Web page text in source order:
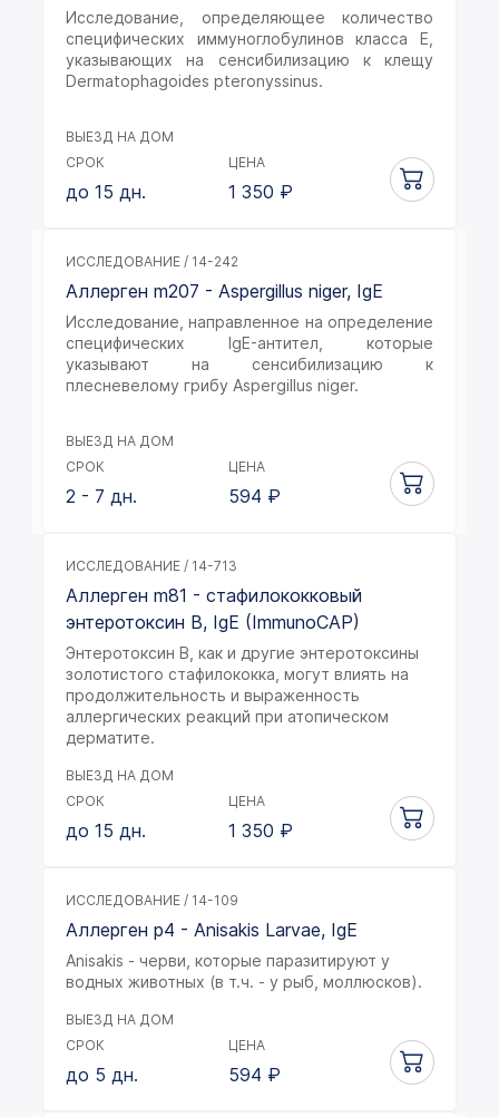
Исследование, определяющее количество
специфических иммуноглобулинов класса Е,
указывающих на сенсибилизацию к клещу
Dermatophagoides pteronyssinus.
ВЫЕЗД НА ДОМ
СРОК
до 15 дн.
ЦЕНА
1 350 ₽
ИССЛЕДОВАНИЕ / 14-242
Аллерген m207 - Aspergillus niger, IgE
Исследование, направленное на определение
специфических lgE-антител, которые
указывают на сенсибилизацию к
плесневелому грибу Aspergillus niger.
ВЫЕЗД НА ДОМ
СРОК
2 - 7 дн.
ЦЕНА
594 ₽
ИССЛЕДОВАНИЕ / 14-713
Аллерген m81 - стафилококковый
энтеротоксин В, IgE (ImmunoCAP)
Энтеротоксин В, как и другие энтеротоксины
золотистого стафилококка, могут влиять на
продолжительность и выраженность
аллергических реакций при атопическом
дерматите.
ВЫЕЗД НА ДОМ
СРОК
до 15 дн.
ЦЕНА
1 350 ₽
ИССЛЕДОВАНИЕ / 14-109
Аллерген p4 - Anisakis Larvae, IgE
Anisakis - черви, которые паразитируют у
водных животных (в т.ч. - у рыб, моллюсков).
ВЫЕЗД НА ДОМ
СРОК
до 5 дн.
ЦЕНА
594 ₽